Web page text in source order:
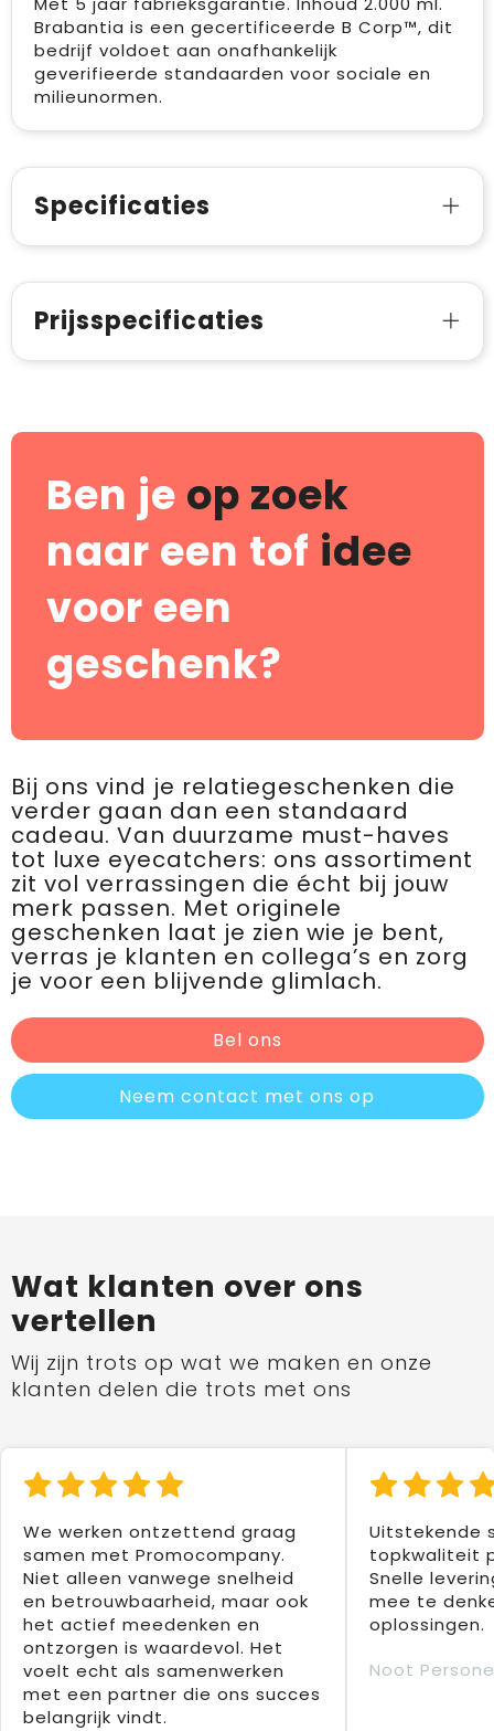
Brabantia is een gecertificeerde B Corp™, dit
bedrijf voldoet aan onafhankelijk
geverifieerde standaarden voor sociale en
milieunormen.
Specificaties
Prijsspecificaties
Ben je op zoek
naar een tof idee
voor een
geschenk?
Bij ons vind je relatiegeschenken die
verder gaan dan een standaard
cadeau. Van duurzame must-haves
tot luxe eyecatchers: ons assortiment
zit vol verrassingen die écht bij jouw
merk passen. Met originele
geschenken laat je zien wie je bent,
verras je klanten en collega’s en zorg
je voor een blijvende glimlach.
Bel ons
Neem contact met ons op
Wat klanten over ons
vertellen
Wij zijn trots op wat we maken en onze
klanten delen die trots met ons
We werken ontzettend graag
samen met Promocompany.
Niet alleen vanwege snelheid
en betrouwbaarheid, maar ook
het actief meedenken en
ontzorgen is waardevol. Het
voelt echt als samenwerken
met een partner die ons succes
belangrijk vindt.
Uitstekende
topkwaliteit
Snelle
mee te
oplossingen.
Noot